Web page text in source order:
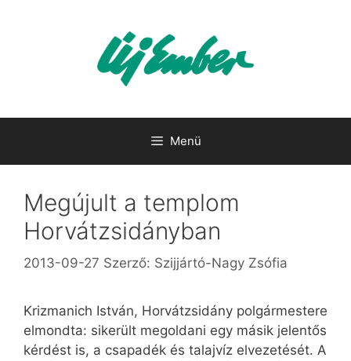
Menü
Megújult a templom
Horvátzsidányban
2013-09-27 Szerző: Szijjártó-Nagy Zsófia
Krizmanich István, Horvátzsidány polgármestere
elmondta: sikerült megoldani egy másik jelentős
kérdést is, a csapadék és talajvíz elvezetését. A